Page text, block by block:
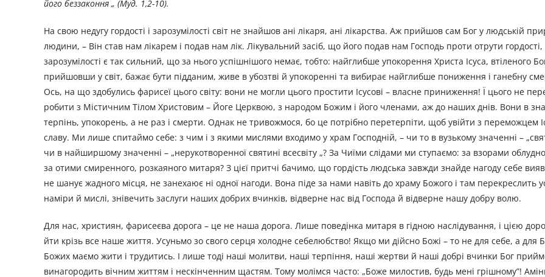
його беззаконня „ (Муд. 1,2-10).
На свою недугу гордості і зарозумілості світ не знайшов ані лікаря, ані лікарства. Аж прийшов сам Бог у людській
людини, – Він став нам лікарем і подав нам лік. Лікувальний засіб, що його подав нам Господь проти отрути гордості,
зарозумілості є так сильний, що за нього успішнішого немає, тобто: найглибше упокорення Христа Ісуса, втіленого
прийшовши у світ, бажає бути підданим, живе в убозтві й упокоренні та вибирає найглибше пониження і ганебну
Ось, на що здобулись фарисеї цього світу: вони не могли цього простити Ісусові – власне приниження! Ї цього не
робити з Містичним Тілом Христовим – Йоге Церквою, з народом Божим і його членами, аж до наших днів. Вони в
терпінь, упокорень, а не раз і смерти. Однак не тривожмося, бо це потрібно перетерпіти, щоб увійти з переможцем
славу. Ми лише спитаймо себе: з чим і з якими мислями входимо у храм Господній, – чи то в вузькому значенні –
чи в найширшому значенні – „нерукотворенної святині всесвіту „? За Чиїми слідами ми ступаємо: за взорами
за отими смиренного, розкаяного митаря? З цієї притчі бачимо, що гордість людська завжди знайде нагоду себе
не шанує жадного місця, не занехаює ні одної нагоди. Вона піде за нами навіть до храму Божого і там перекреслить
наміри й мислі, знівечить заслуги наших добрих вчинків, відверне нас від Господа й відверне нашу добру волю.
Для нас, християн, фарисеєва дорога – це не наша дорога. Лише поведінка митаря в гідною наслідування, і цією
йти крізь все наше життя. Усуньмо зо свого серця холодне себелюбство! Якщо ми дійсно Божі – то не для себе, а для
Божих маємо жити і трудитись. І лише тоді наші молитви, наші терпіння, наші жертви й наші добрі вчинки Бог
винагородить вічним життям і нескінченним щастям. Тому молімся часто: „Боже милостив, будь мені грішному”!